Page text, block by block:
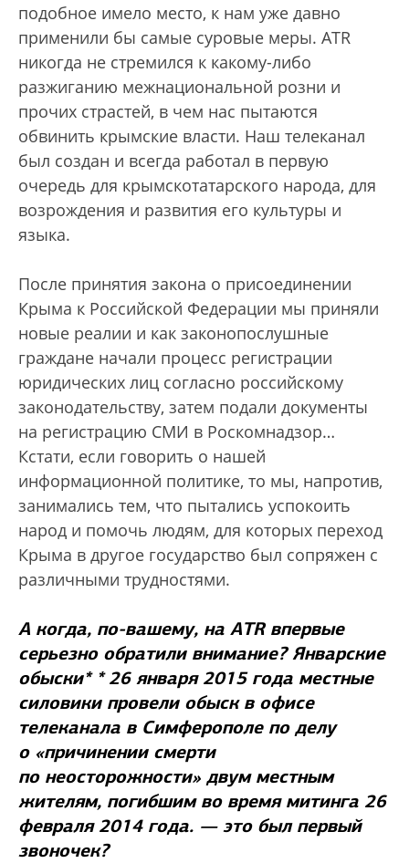
подобное имело место, к нам уже давно
применили бы самые суровые меры. ATR
никогда не стремился к какому-либо
разжиганию межнациональной розни и
прочих страстей, в чем нас пытаются
обвинить крымские власти. Наш телеканал
был создан и всегда работал в первую
очередь для крымскотатарского народа, для
возрождения и развития его культуры и
языка.
После принятия закона о присоединении
Крыма к Российской Федерации мы приняли
новые реалии и как законопослушные
граждане начали процесс регистрации
юридических лиц согласно российскому
законодательству, затем подали документы
на регистрацию СМИ в Роскомнадзор…
Кстати, если говорить о нашей
информационной политике, то мы, напротив,
занимались тем, что пытались успокоить
народ и помочь людям, для которых переход
Крыма в другое государство был сопряжен с
различными трудностями.
А когда, по-вашему, на ATR впервые
серьезно обратили внимание? Январские
обыски* *26 января 2015 года местные
силовики провели обыск в офисе
телеканала в Симферополе по делу
о «причинении смерти
по неосторожности» двум местным
жителям, погибшим во время митинга 26
февраля 2014 года. — это был первый
звоночек?